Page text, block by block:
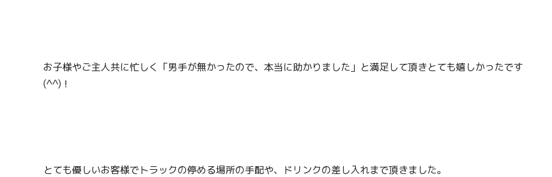
お子様やご主人共に忙しく「男手が無かったので、本当に助かりました」と満足して頂きとても嬉しかったです
(^^)！
とても優しいお客様でトラックの停める場所の手配や、ドリンクの差し入れまで頂きました。